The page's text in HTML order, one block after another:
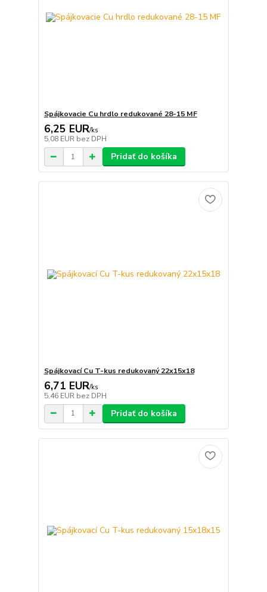
Spájkovacie Cu hrdlo redukované 28-15 MF
6,25 EUR/ks
5,08 EUR bez DPH
Pridať do košíka
Spájkovací Cu T-kus redukovaný 22x15x18
6,71 EUR/ks
5,46 EUR bez DPH
Pridať do košíka